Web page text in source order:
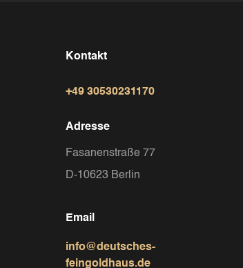
Kontakt
+49 30530231170
Adresse
Fasanenstraße 77
D-10623 Berlin
Email
info@deutsches-
feingoldhaus.de